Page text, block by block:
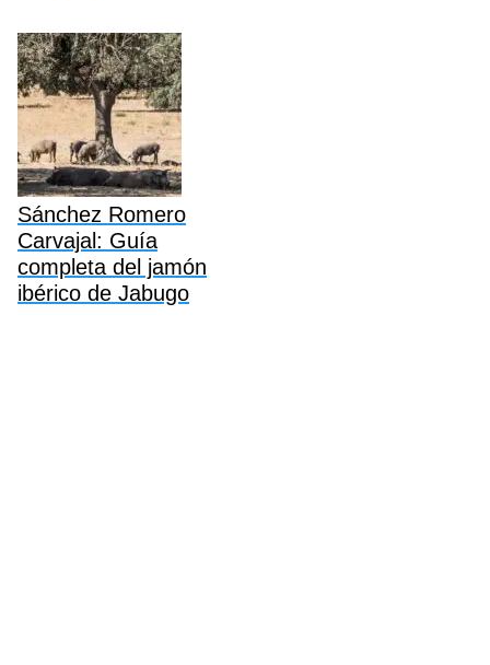
Sánchez Romero
Carvajal: Guía
completa del jamón
ibérico de Jabugo